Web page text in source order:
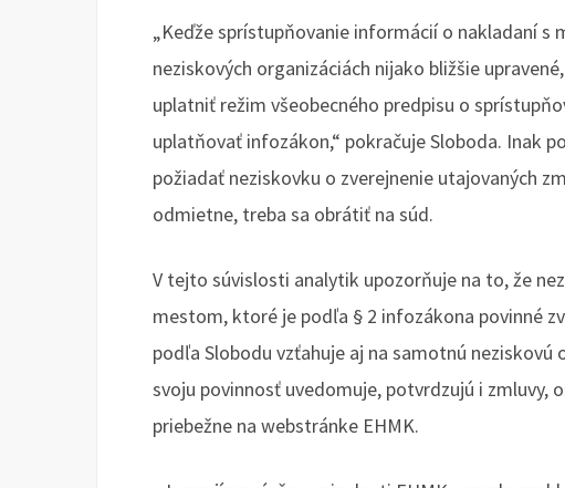
„Keďže sprístupňovanie informácií o nakladaní s
neziskových organizáciách nijako bližšie
uplatniť režim všeobecného predpisu o
uplatňovať infozákon,“ pokračuje Sloboda. Inak
požiadať neziskovku o zverejnenie utajovaných
odmietne, treba sa obrátiť na súd.
V tejto súvislosti analytik upozorňuje na to, že
mestom, ktoré je podľa § 2 infozákona povinné
podľa Slobodu vzťahuje aj na samotnú neziskovú
svoju povinnosť uvedomuje, potvrdzujú i zmluvy,
priebežne na webstránke EHMK.